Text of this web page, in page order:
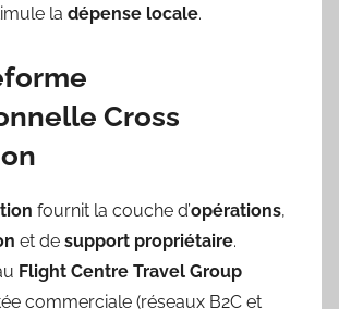
la dépense locale.
Cross
fournit la couche d’opérations,
et de support propriétaire.
Flight Centre Travel Group
commerciale (réseaux B2C et